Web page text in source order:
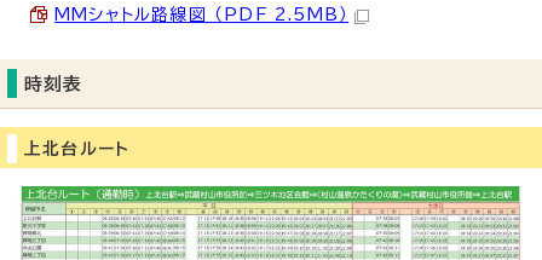
MMシャトル路線図 （PDF 2.5MB）
時刻表
上北台ルート